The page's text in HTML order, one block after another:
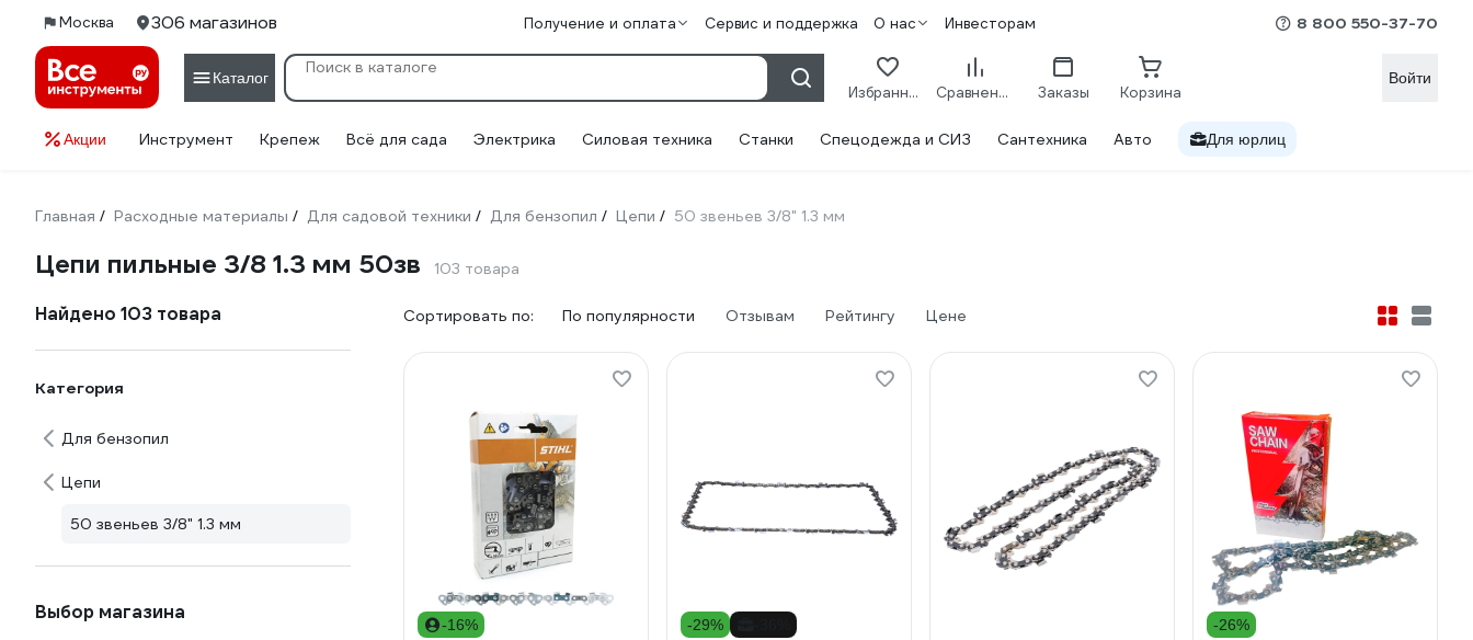
Москва 306 магазинов Получение и оплата Сервис и поддержка О нас Инвесторам 8 800 550-37-70
Каталог
Избранное Сравнение Заказы Корзина
Войти
Акции Инструмент Крепеж Всё для сада Электрика Силовая техника Станки Спецодежда и СИЗ Сантехника Авто Для юрлиц
Главная / Расходные материалы / Для садовой техники / Для бензопил / Цепи / 50 звеньев 3/8" 1.3 мм
Цепи пильные 3/8 1.3 мм 50зв 103 товара
Найдено 103 товара
Категория
Для бензопил
Цепи
50 звеньев 3/8" 1.3 мм
Выбор магазина
Сортировать по: По популярности Отзывам Рейтингу Цене
-16% -29% -26%